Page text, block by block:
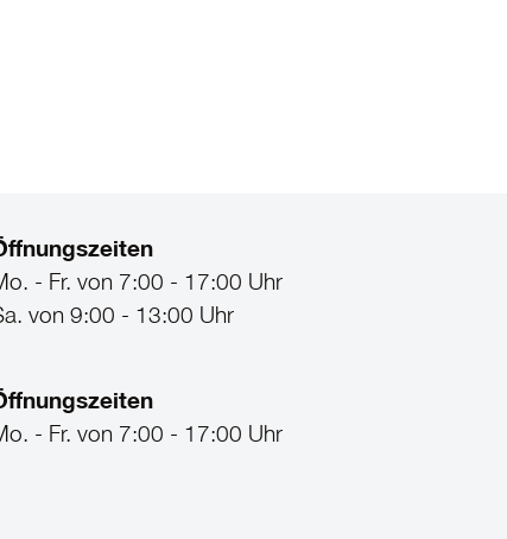
- Fr. von 7:00 - 17:00 Uhr
von 9:00 - 13:00 Uhr
- Fr. von 7:00 - 17:00 Uhr